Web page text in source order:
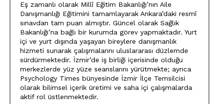
Eş zamanlı olarak Millî Eğitim Bakanlığı’nın Aile
Danışmanlığı Eğitimini tamamlayarak Ankara’daki resmî
sınavdan tam puan almıştır. Güncel olarak Sağlık
Bakanlığı’na bağlı bir kurumda görev yapmaktadır. Yurt
içi ve yurt dışında yaşayan bireylere danışmanlık
hizmeti sunarak çalışmalarını uluslararası düzlemde
sürdürmektedir. İzmir’de iş birliği içerisinde olduğu
merkezlerde yüz yüze seanslarını yürütmekte; ayrıca
Psychology Times bünyesinde İzmir İlçe Temsilcisi
olarak bilimsel içerik üretimi ve saha içi çalışmalarda
aktif rol üstlenmektedir.